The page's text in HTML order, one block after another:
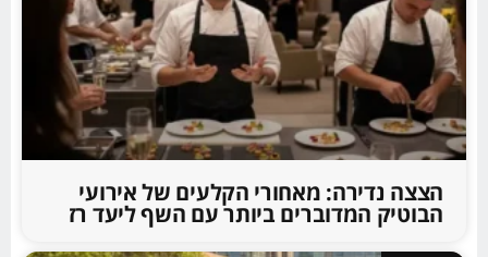
הצצה נדירה: מאחורי הקלעים של אירועי
הבוטיק המדוברים ביותר עם השף ליעד רז